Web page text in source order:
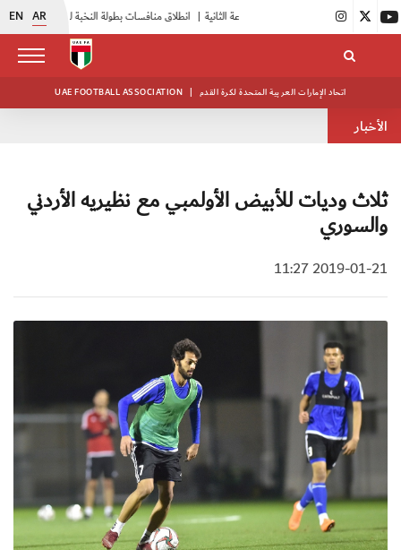
EN AR أبيض الشباب يواصل تدريباته في معسكره بأبوظبي |
UAE FOOTBALL ASSOCIATION | اتحاد الإمارات العربية المتحدة لكرة القدم
الأخبار
ثلاث وديات للأبيض الأولمبي مع نظيريه الأردني
والسوري
2019-01-21 11:27